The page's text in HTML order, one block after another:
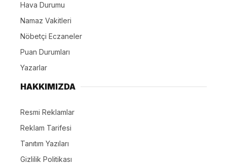
Hava Durumu
Namaz Vakitleri
Nöbetçi Eczaneler
Puan Durumları
Yazarlar
HAKKIMIZDA
Resmi Reklamlar
Reklam Tarifesi
Tanıtım Yazıları
Gizlilik Politikası